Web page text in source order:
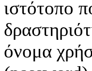
ιστότοπο
όνομα